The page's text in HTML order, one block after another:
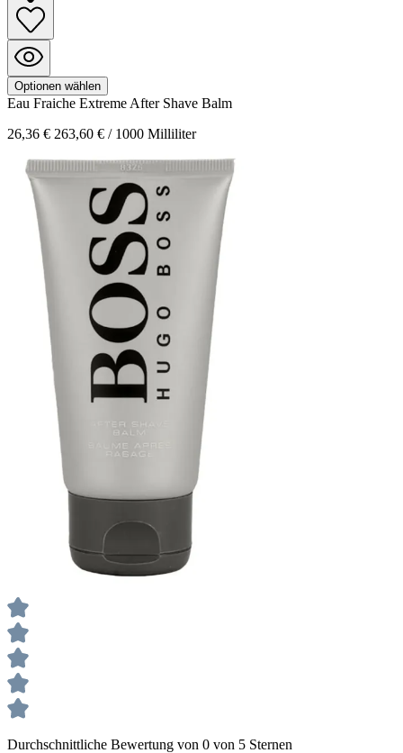
Optionen wählen
Eau Fraiche Extreme After Shave Balm
26,36 € 263,60 € / 1000 Milliliter
Durchschnittliche Bewertung von 0 von 5 Sternen